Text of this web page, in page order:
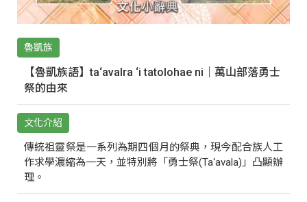
魯凱族
【魯凱族語】ta‘avalra ‘i tatolohae ni｜萬山部落勇士
祭的由來
文化介紹
傳統祖靈祭是一系列為期四個月的祭典，現今配合族人工
作求學濃縮為一天，並特別將「勇士祭(Ta‘avala)」凸顯辦
理。